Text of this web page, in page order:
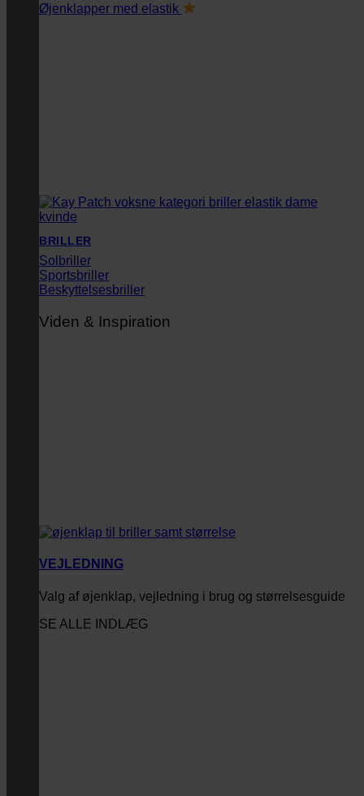
Øjenklapper med elastik
BRILLER
Solbriller
Sportsbriller
Beskyttelsesbriller
Viden & Inspiration
VEJLEDNING
Valg af øjenklap, vejledning i brug og størrelsesguide
SE ALLE INDLÆG